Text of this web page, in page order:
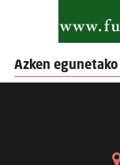
Azken